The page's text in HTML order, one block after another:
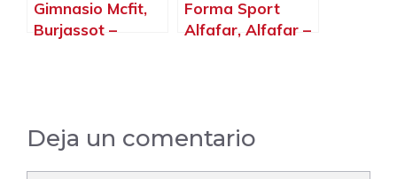
Gimnasio Mcfit,
Burjassot –
Forma Sport
Alfafar, Alfafar –
Deja un comentario